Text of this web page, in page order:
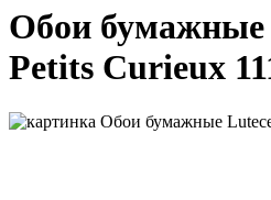
Обои бумажные
Petits Curieux